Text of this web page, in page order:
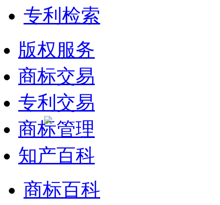
专利检索
版权服务
商标交易
专利交易
商标管理
知产百科
商标百科